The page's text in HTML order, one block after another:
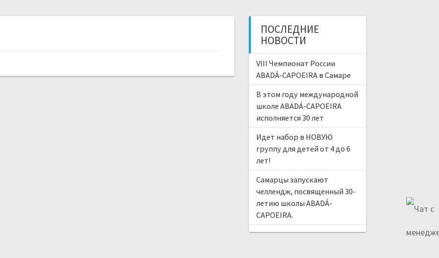
ПОСЛЕДНИЕ
НОВОСТИ
VIII Чемпионат России
ABADÁ-CAPOEIRA в Самаре
В этом году международной
школе ABADÁ-CAPOEIRA
исполняется 30 лет
Идет набор в НОВУЮ
группу для детей от 4 до 6
лет!
Самарцы запускают
челлендж, посвященный 30-
летию школы ABADÁ-
CAPOEIRA.